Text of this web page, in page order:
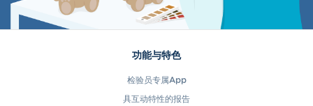
功能与特色
检验员专属App
具互动特性的报告